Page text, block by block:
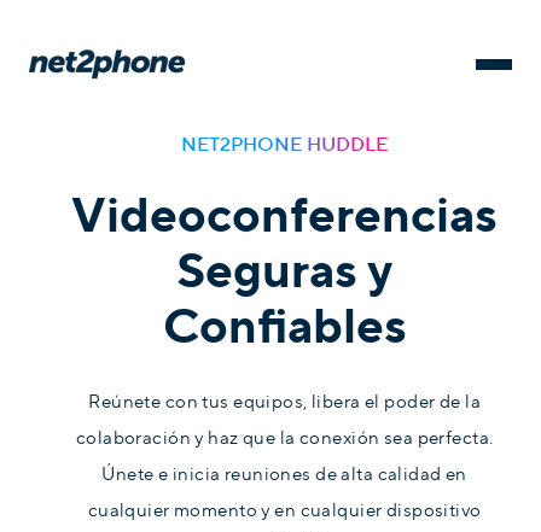
NET2PHONE HUDDLE
Videoconferencias
Seguras y
Confiables
Reúnete con tus equipos, libera el poder de la
colaboración y haz que la conexión sea perfecta.
Únete e inicia reuniones de alta calidad en
cualquier momento y en cualquier dispositivo